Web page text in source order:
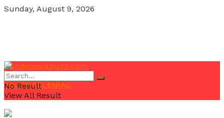
Sunday, August 9, 2026
POJOK MILENIAL
No Result
View All Result